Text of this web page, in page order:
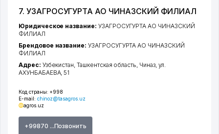
7. УЗАГРОСУГУРТА АО ЧИНАЗСКИЙ ФИЛИАЛ
Код страны: +998
E-mail: chinoz@tasagros.uz
agros.uz
+99870 ...Позвонить
Юридическое название: УЗАГРОСУГУРТА АО ЧИНАЗСКИЙ
ФИЛИАЛ
Брендовое название: УЗАГРОСУГУРТА АО ЧИНАЗСКИЙ
ФИЛИАЛ
Адрес: Узбекистан,Ташкентская область, Чиназ, ул.
АХУНБАБАЕВА, 51